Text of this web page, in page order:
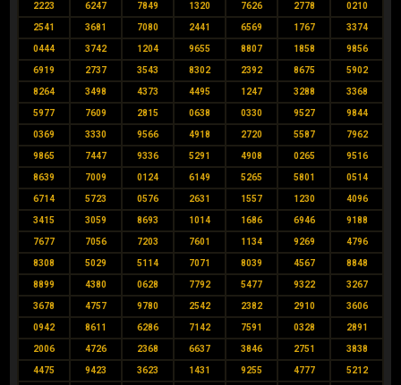
2223 6247 7849 1320 7626 2778 0210
2541 3681 7080 2441 6569 1767 3374
0444 3742 1204 9655 8807 1858 9856
6919 2737 3543 8302 2392 8675 5902
8264 3498 4373 4495 1247 3288 3368
5977 7609 2815 0638 0330 9527 9844
0369 3330 9566 4918 2720 5587 7962
9865 7447 9336 5291 4908 0265 9516
8639 7009 0124 6149 5265 5801 0514
6714 5723 0576 2631 1557 1230 4096
3415 3059 8693 1014 1686 6946 9188
7677 7056 7203 7601 1134 9269 4796
8308 5029 5114 7071 8039 4567 8848
8899 4380 0628 7792 5477 9322 3267
3678 4757 9780 2542 2382 2910 3606
0942 8611 6286 7142 7591 0328 2891
2006 4726 2368 6637 3846 2751 3838
4475 9423 3623 1431 9255 4777 5212